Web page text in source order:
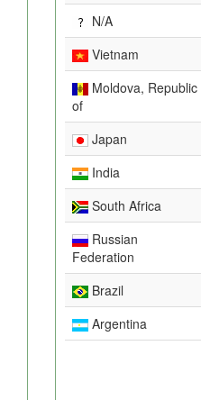
N/A
Vietnam
Moldova, Republic
of
Japan
India
South Africa
Russian
Federation
Brazil
Argentina